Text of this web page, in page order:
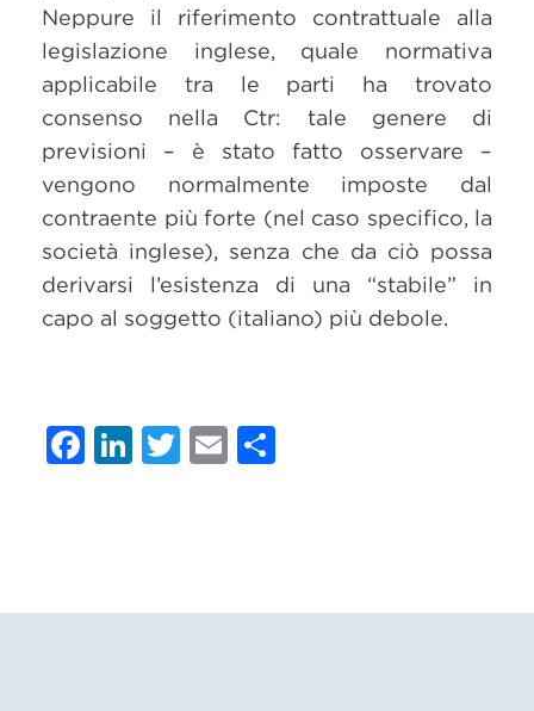
Neppure il riferimento contrattuale alla
legislazione inglese, quale normativa
applicabile tra le parti ha trovato
consenso nella Ctr: tale genere di
previsioni – è stato fatto osservare –
vengono normalmente imposte dal
contraente più forte (nel caso specifico, la
società inglese), senza che da ciò possa
derivarsi l’esistenza di una “stabile” in
capo al soggetto (italiano) più debole.
Facebook
LinkedIn
Twitter
Email